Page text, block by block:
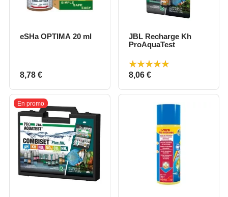
eSHa OPTIMA 20 ml
Prix
8,78 €
JBL Recharge Kh
ProAquaTest
Prix
8,06 €
En promo